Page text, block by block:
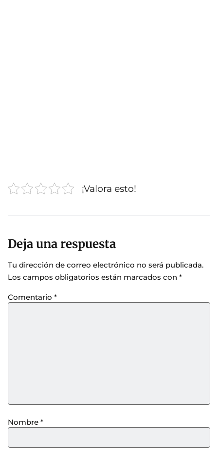
¡Valora esto!
Deja una respuesta
Tu dirección de correo electrónico no será publicada.
Los campos obligatorios están marcados con *
Comentario *
Nombre *